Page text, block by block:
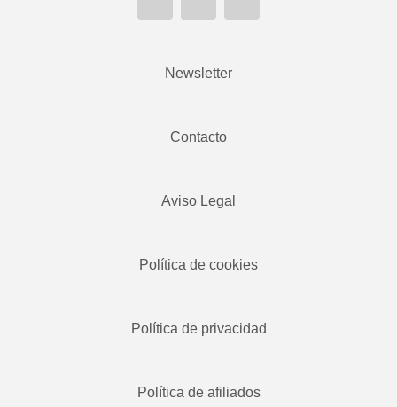
Newsletter
Contacto
Aviso Legal
Política de cookies
Política de privacidad
Política de afiliados